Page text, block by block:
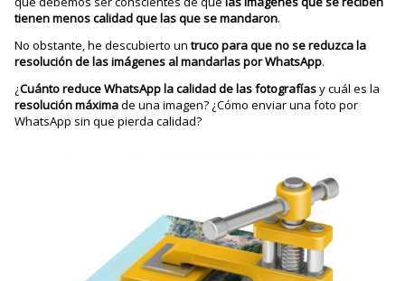
tienen menos calidad que las que se mandaron.
No obstante, he descubierto untruco para que no se reduzca la
resolución de las imágenes al mandarlas por WhatsApp.
¿Cuánto reduce WhatsApp la calidad de las fotografíasy cuál es la
resolución máximade una imagen? ¿Cómo enviar una foto por
WhatsApp sin que pierda calidad?